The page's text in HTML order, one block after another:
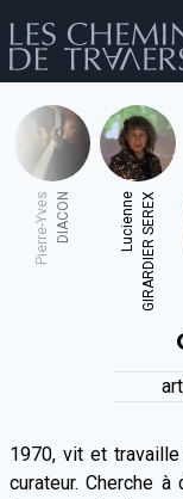
agenda
Pierre-Yves DIACON LucienneGIRARDIER SEREX
1970, vit et
curateur. Cherche